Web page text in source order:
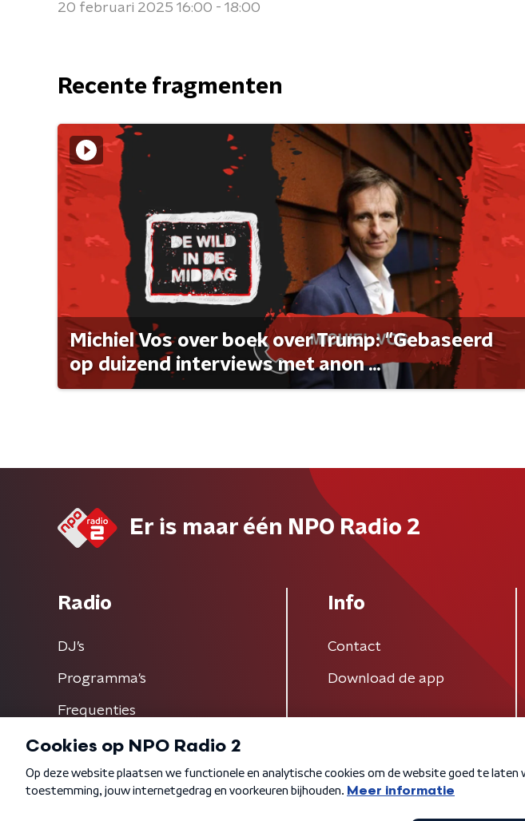
20 februari 2025 16:00 - 18:00
Recente fragmenten
Michiel Vos over boek over Trump: "Gebaseerd
op duizend interviews met anon ...
Er is maar één NPO Radio 2
Radio
DJ’s
Programma's
Frequenties
Info
Contact
Download de app
Algemene voorwaarden Privacybeleid